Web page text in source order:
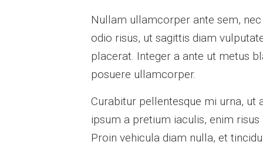
Nullam ullamcorper ante sem,
odio risus, ut sagittis diam
placerat. Integer a ante ut metus
posuere ullamcorper.
Curabitur pellentesque mi urna,
ipsum a pretium iaculis, enim
Proin vehicula diam nulla, et